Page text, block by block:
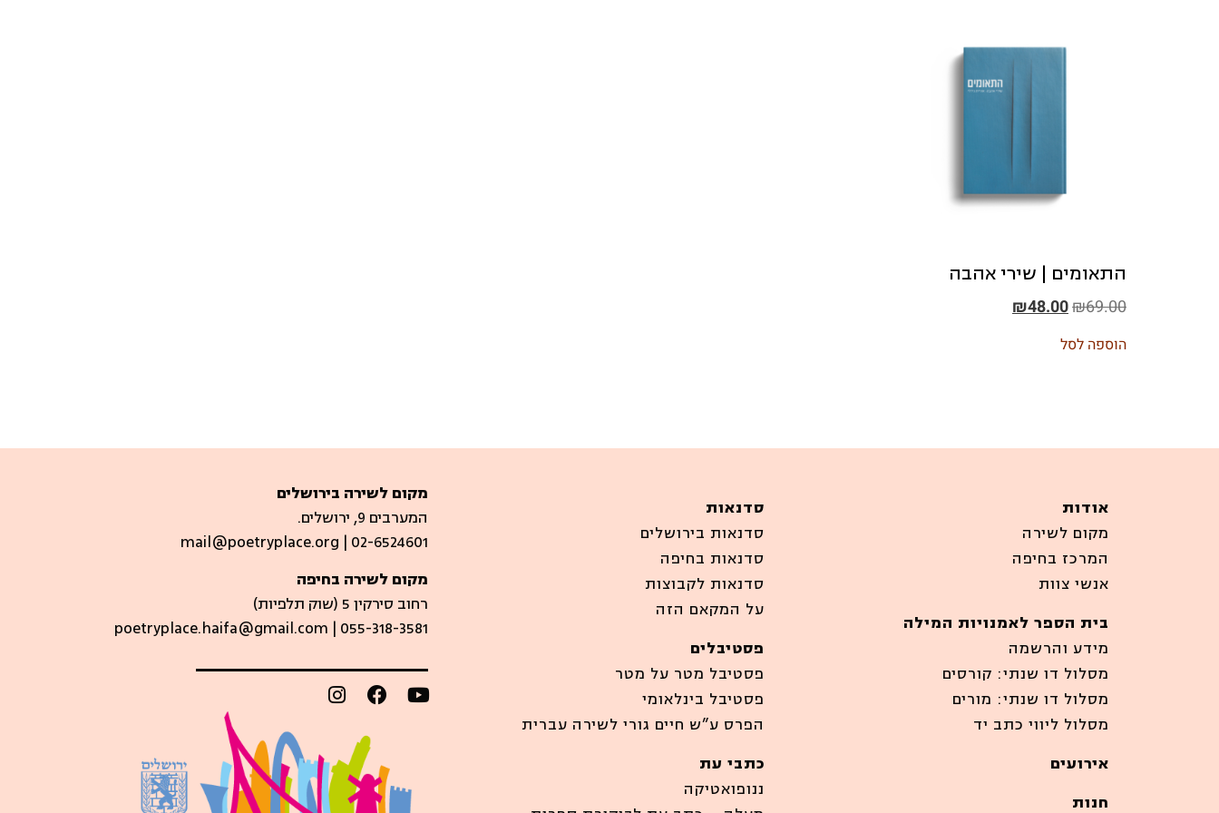
התאומים | שירי אהבה
₪69.00
₪48.00
הוספה לסל
אודות
מקום לשירה
המרכז בחיפה
אנשי צוות
בית הספר לאמנויות המילה
מידע והרשמה
מסלול דו שנתי: קורסים
מסלול דו שנתי: מורים
מסלול ליווי כתב יד
אירועים
חנות
סדנאות
סדנאות בירושלים
סדנאות בחיפה
סדנאות לקבוצות
על המקאם הזה
פסטיבלים
פסטיבל מטר על מטר
פסטיבל בינלאומי
הפרס ע”ש חיים גורי לשירה עברית
כתבי עת
ננופואטיקה
מקום לשירה בירושלים
המערבים 9, ירושלים.
mail@poetryplace.org | 02-6524601
מקום לשירה בחיפה
רחוב סירקין 5 (שוק תלפיות)​
poetryplace.haifa@gmail.com | ​055-318-3581